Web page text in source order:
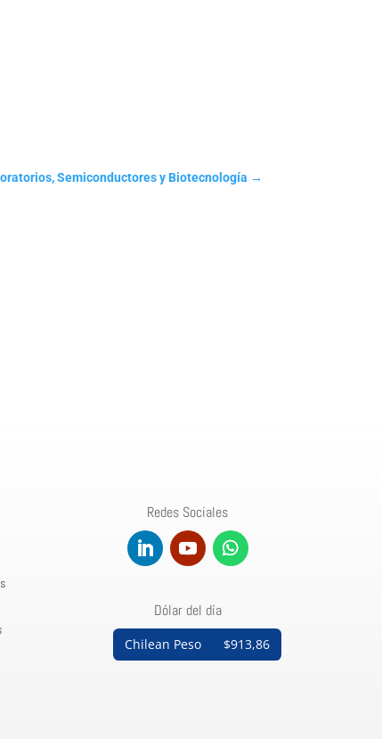
Semiconductores y Biotecnología →
Redes Sociales
Dólar del día
Chilean Peso $913,86